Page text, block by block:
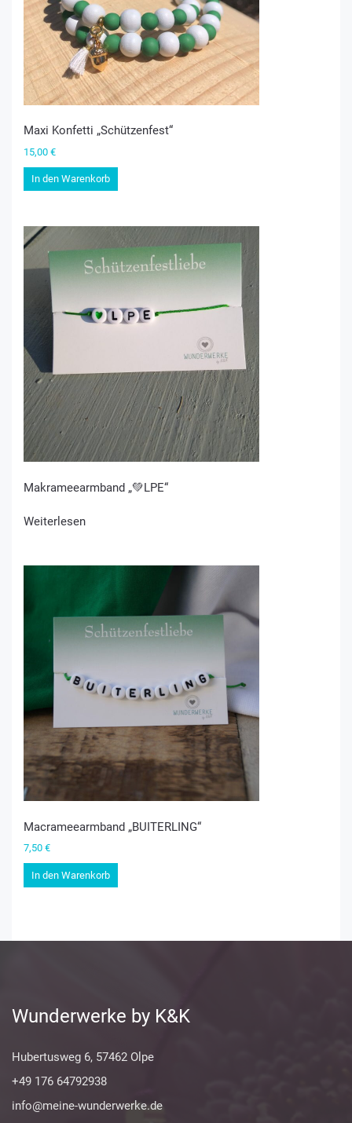
Maxi Konfetti „Schützenfest“
15,00 €
In den Warenkorb
Makrameearmband „💚LPE“
Weiterlesen
Macrameearmband „BUITERLING“
7,50 €
In den Warenkorb
Wunderwerke by K&K
Hubertusweg 6, 57462 Olpe
+49 176 64792938
info@meine-wunderwerke.de